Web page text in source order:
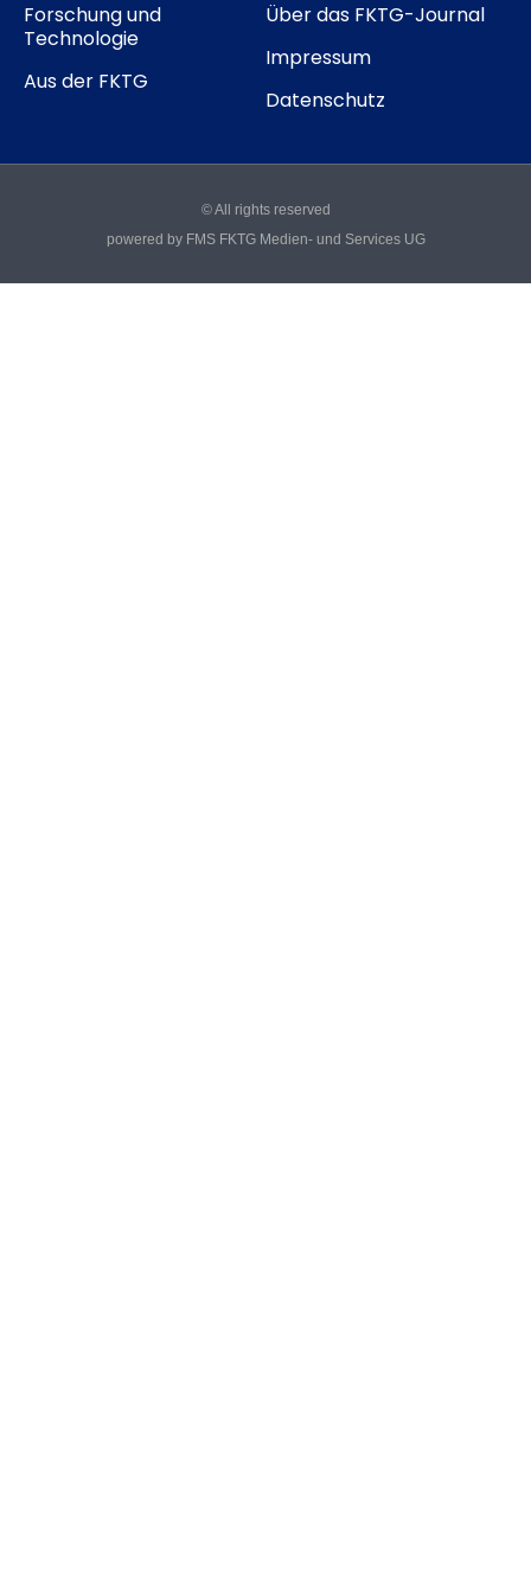
Forschung und
Technologie
Aus der FKTG
Über das FKTG-Journal
Impressum
Datenschutz
© All rights reserved
powered by FMS FKTG Medien- und Services UG